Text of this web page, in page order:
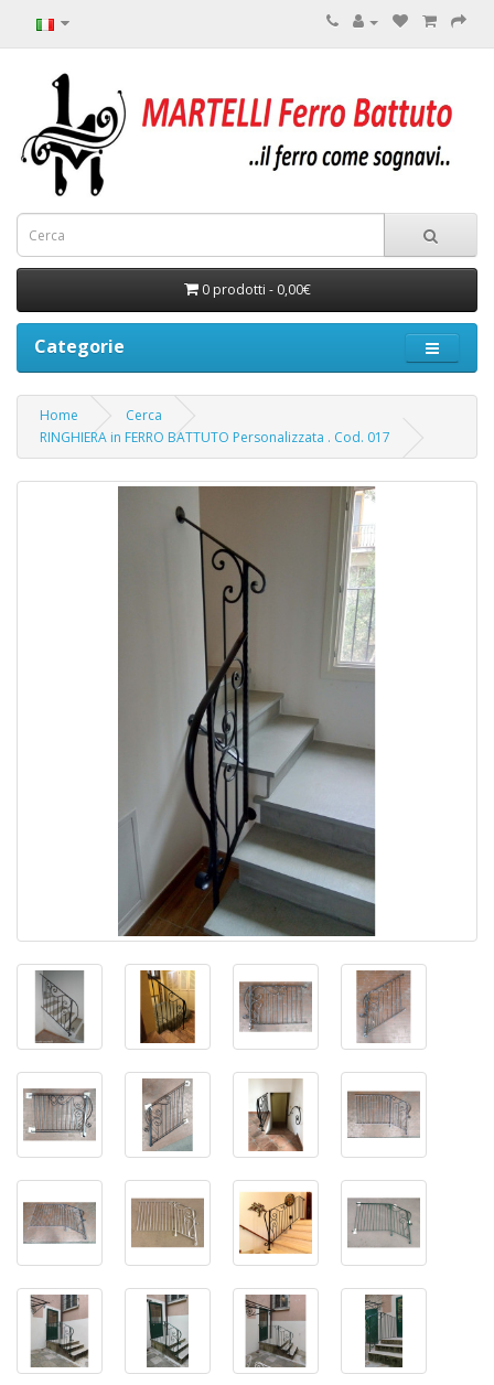
0 prodotti - 0,00€
Categorie
Home
Cerca
RINGHIERA in FERRO BATTUTO Personalizzata . Cod. 017